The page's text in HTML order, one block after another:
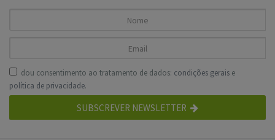
dou consentimento ao tratamento de dados: condições gerais e
política de privacidade.
SUBSCREVER NEWSLETTER